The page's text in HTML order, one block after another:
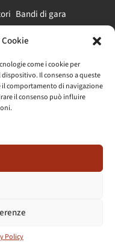
Cookie
come i cookie per
Il consenso a queste
comportamento di navigazione
il consenso può influire
Policy
Bandi di gara